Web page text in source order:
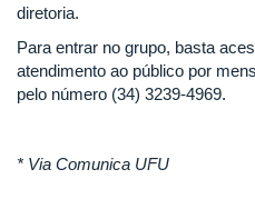
diretoria.
Para entrar no grupo, basta
atendimento ao público por
pelo número (34) 3239-4969.
* Via Comunica UFU